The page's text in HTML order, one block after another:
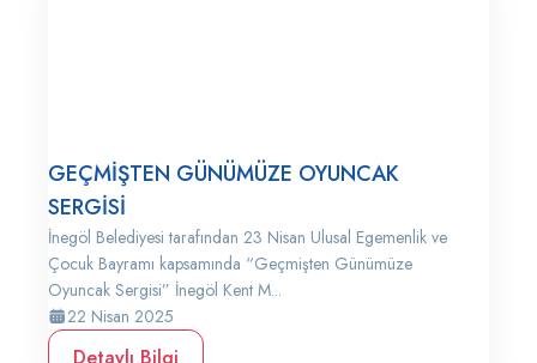
GEÇMİŞTEN GÜNÜMÜZE OYUNCAK
SERGİSİ
İnegöl Belediyesi tarafından 23 Nisan Ulusal Egemenlik ve
Çocuk Bayramı kapsamında “Geçmişten Günümüze
Oyuncak Sergisi” İnegöl Kent M...
22 Nisan 2025